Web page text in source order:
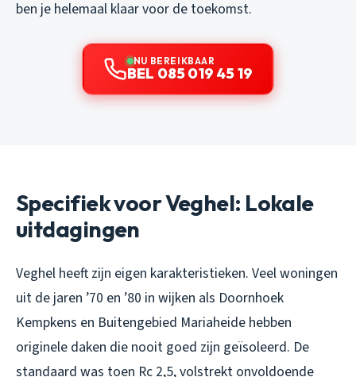
ben je helemaal klaar voor de toekomst.
NU BEREIKBAAR
BEL 085 019 45 19
Specifiek voor Veghel: Lokale
uitdagingen
Veghel heeft zijn eigen karakteristieken. Veel woningen
uit de jaren ’70 en ’80 in wijken als Doornhoek
Kempkens en Buitengebied Mariaheide hebben
originele daken die nooit goed zijn geïsoleerd. De
standaard was toen Rc 2,5, volstrekt onvoldoende